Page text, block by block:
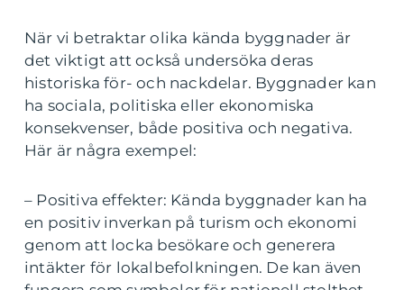
När vi betraktar olika kända byggnader är
det viktigt att också undersöka deras
historiska för- och nackdelar. Byggnader kan
ha sociala, politiska eller ekonomiska
konsekvenser, både positiva och negativa.
Här är några exempel:
– Positiva effekter: Kända byggnader kan ha
en positiv inverkan på turism och ekonomi
genom att locka besökare och generera
intäkter för lokalbefolkningen. De kan även